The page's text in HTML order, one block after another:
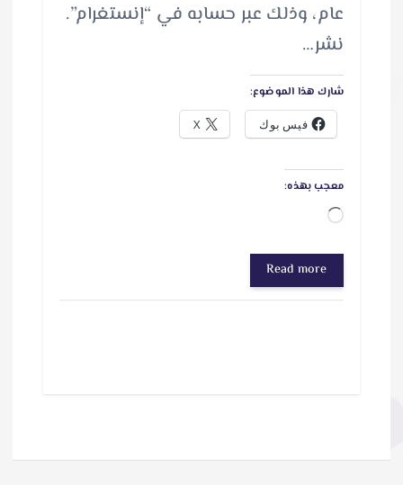
عام، وذلك عبر حسابه في “إنستغرام”.
نشر…
شارك هذا الموضوع:
فيس بوك X
معجب بهذه:
ج
ا
ر
ي
م
Read more